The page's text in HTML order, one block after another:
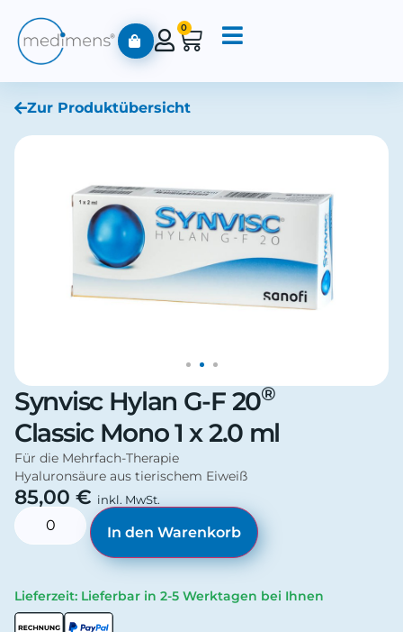
0
Zur Produktübersicht
Synvisc Hylan G-F 20®
Classic Mono 1 x 2.0 ml
Für die Mehrfach-Therapie
Hyaluronsäure aus tierischem Eiweiß
85,00 € inkl. MwSt.
In den Warenkorb
Lieferzeit: Lieferbar in 2-5 Werktagen bei Ihnen